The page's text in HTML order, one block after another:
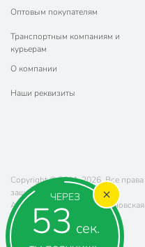
ЧЕРЕЗ
52 сек.
Оптовым покупателям
Транспортным компаниям и
курьерам
О компании
Наши реквизиты
Copyright © 2011-2026. Все права
защищены.
Адрес: г. Москва, ул. Чертановская
20 (метро Южная)
Телефон:8 (800) 770-77-06
Почта: sales@poryadok.ru